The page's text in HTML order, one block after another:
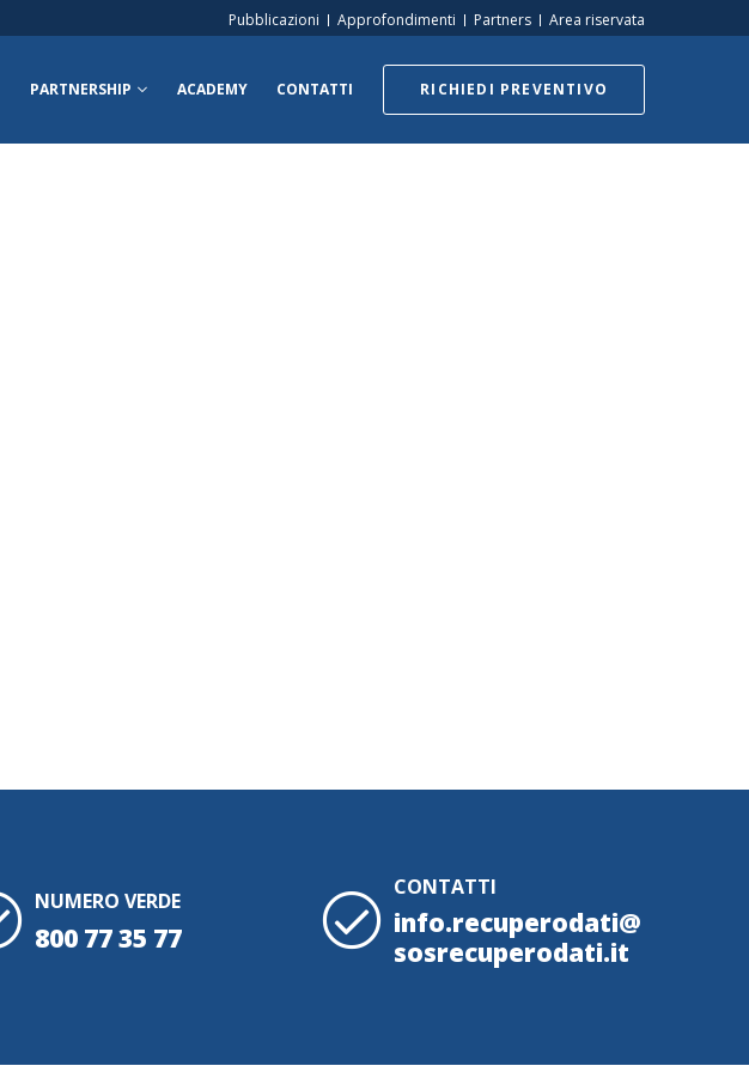
Pubblicazioni Approfondimenti Partners Area riservata
PARTNERSHIP ACADEMY CONTATTI RICHIEDI PREVENTIVO
NUMERO VERDE
800 77 35 77
CONTATTI
info.recuperodati@
sosrecuperodati.it